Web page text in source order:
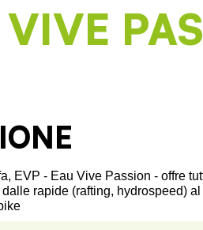
EVP - Eau Vive Passion - offre
rapide (rafting, hydrospeed)